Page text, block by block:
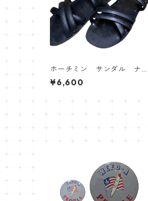
ホーチミン サンダル ナ
ム戦 ベトナム
¥6,600